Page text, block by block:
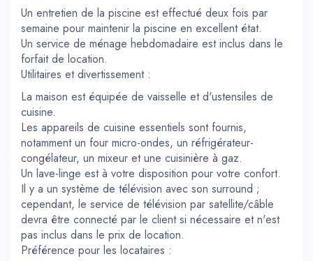
Un entretien de la piscine est effectué deux fois par
semaine pour maintenir la piscine en excellent état.
Un service de ménage hebdomadaire est inclus dans le
forfait de location.
Utilitaires et divertissement :
La maison est équipée de vaisselle et d'ustensiles de
cuisine.
Les appareils de cuisine essentiels sont fournis,
notamment un four micro-ondes, un réfrigérateur-
congélateur, un mixeur et une cuisinière à gaz.
Un lave-linge est à votre disposition pour votre confort.
Il y a un système de télévision avec son surround ;
cependant, le service de télévision par satellite/câble
devra être connecté par le client si nécessaire et n'est
pas inclus dans le prix de location.
Préférence pour les locataires :